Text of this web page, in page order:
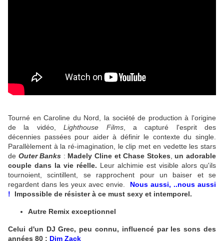
Tourné en Caroline du Nord, la société de production à l'origine
de la vidéo,Lighthouse Films, a capturé l'esprit des
décennies passées pour aider à définir le contexte du single.
Parallèlement à la ré-imagination, le clip met en vedette les stars
de Outer Banks : Madely Cline et Chase Stokes un adorable
couple dans la vie réelle. Leur alchimie est visible alors qu'ils
tournoient, scintillent, se rapprochent pour un baiser et se
regardent dans les yeux avec envie.
Nous aussi, ..nous aussi
!
Impossible de résister à ce must sexy et intemporel.
Autre Remix exceptionnel
Celui d'un DJ Grec, peu connu, influencé par les sons des
années 80 : Dim Zack